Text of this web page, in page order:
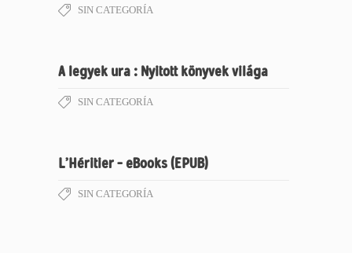
SIN CATEGORÍA
A legyek ura : Nyitott könyvek világa
SIN CATEGORÍA
L’Héritier – eBooks (EPUB)
SIN CATEGORÍA